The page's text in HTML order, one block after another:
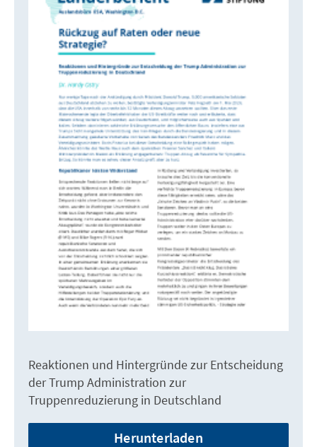
Reaktionen und Hintergründe zur Entscheidung
der Trump Administration zur
Truppenreduzierung in Deutschland
Herunterladen